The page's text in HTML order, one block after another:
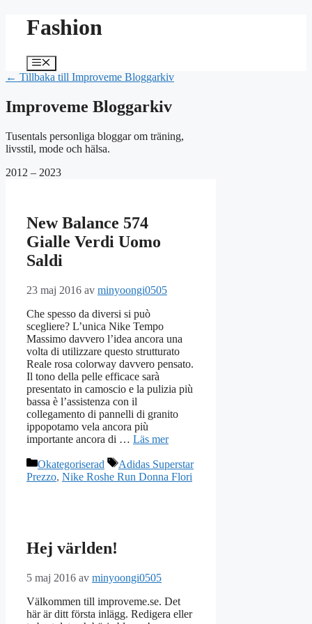
HoppaFashion
Meny
← Tillbaka till Improveme Bloggarkiv
Improveme Bloggarkiv
Tusentals personliga bloggar om träning,
livsstil, mode och hälsa.
2012 – 2023
New Balance 574
Gialle Verdi Uomo
Saldi
23 maj 2016 av minyoongi0505
Che spesso da diversi si può
scegliere? L’unica Nike Tempo
Massimo davvero l’idea ancora una
volta di utilizzare questo strutturato
Reale rosa colorway davvero pensato.
Il tono della pelle efficace sarà
presentato in camoscio e la pulizia più
bassa è l’assistenza con il
collegamento di pannelli di granito
ippopotamo vela ancora più
importante ancora di … Läs mer
Kategorier
Okategoriserad Etiketter
Adidas Superstar
Prezzo, Nike Roshe Run Donna Flori
Hej världen!
5 maj 2016 av minyoongi0505
Välkommen till improveme.se. Det
här är ditt första inlägg. Redigera eller